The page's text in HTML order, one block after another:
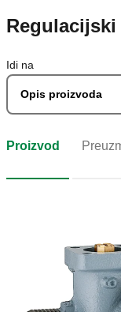
Idi na
Opis proizvoda
Proizvod